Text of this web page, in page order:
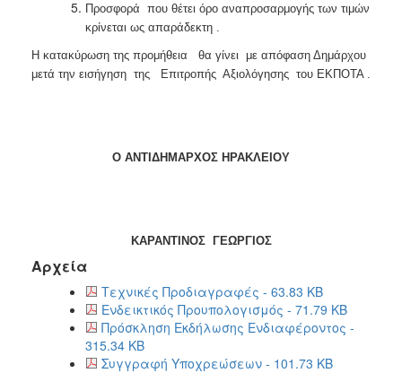
Προσφορά που θέτει όρο αναπροσαρμογής των τιμών
κρίνεται ως απαράδεκτη .
Η κατακύρωση της προμήθεια θα γίνει με απόφαση Δημάρχου
μετά την εισήγηση της Επιτροπής Αξιολόγησης του ΕΚΠΟΤΑ .
Ο ΑΝΤΙΔΗΜΑΡΧΟΣ ΗΡΑΚΛΕΙΟΥ
ΚΑΡΑΝΤΙΝΟΣ ΓΕΩΡΓΙΟΣ
Αρχεία
Τεχνικές Προδιαγραφές - 63.83 KB
Ενδεικτικός Προυπολογισμός - 71.79 KB
Πρόσκληση Εκδήλωσης Ενδιαφέροντος -
315.34 KB
Συγγραφή Υποχρεώσεων - 101.73 KB